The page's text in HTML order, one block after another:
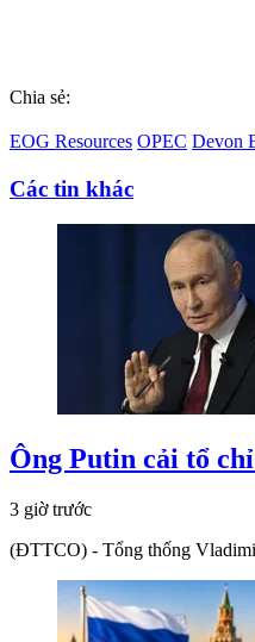
Chia sẻ:
EOG Resources OPEC Devon
Các tin khác
Ông Putin cải tổ
3 giờ trước
(ĐTTCO) - Tổng thống